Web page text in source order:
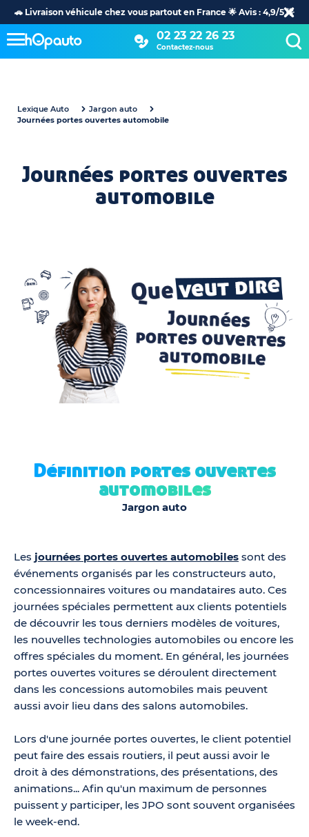
🚗 Livraison véhicule chez vous partout en France 🌟 Avis : 4,9/5 🌟
02 23 22 26 23
Contactez-nous
Lexique Auto
Jargon auto
Journées portes ouvertes automobile
Journées portes ouvertes
automobile
Définition portes ouvertes
automobiles
Jargon auto
Les journées portes ouvertes automobiles sont des
événements organisés par les constructeurs auto,
concessionnaires voitures ou mandataires auto. Ces
journées spéciales permettent aux clients potentiels
de découvrir les tous derniers modèles de voitures,
les nouvelles technologies automobiles ou encore les
offres spéciales du moment. En général, les journées
portes ouvertes voitures se déroulent directement
dans les concessions automobiles mais peuvent
aussi avoir lieu dans des salons automobiles.
Lors d'une journée portes ouvertes, le client potentiel
peut faire des essais routiers, il peut aussi avoir le
droit à des démonstrations, des présentations, des
animations... Afin qu'un maximum de personnes
puissent y participer, les JPO sont souvent organisées
le week-end.